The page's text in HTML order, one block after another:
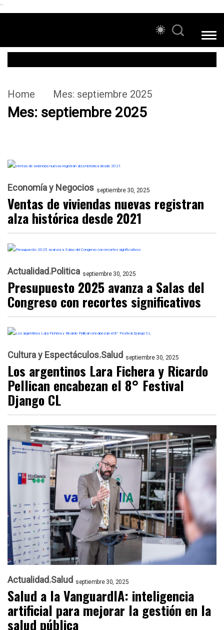
```
Home Mes: septiembre 2025
Mes: septiembre 2025
Economía y Negocios septiembre 30, 2025
Ventas de viviendas nuevas registran
alza histórica desde 2021
Actualidad Politica septiembre 30, 2025
Presupuesto 2025 avanza a Salas del
Congreso con recortes significativos
Cultura y Espectáculos Salud septiembre 30, 2025
Los argentinos Lara Fichera y Ricardo
Pellican encabezan el 8° Festival
Django CL
Actualidad Salud septiembre 30, 2025
Salud a la VanguardIA: inteligencia
artificial para mejorar la gestión en la
salud pública